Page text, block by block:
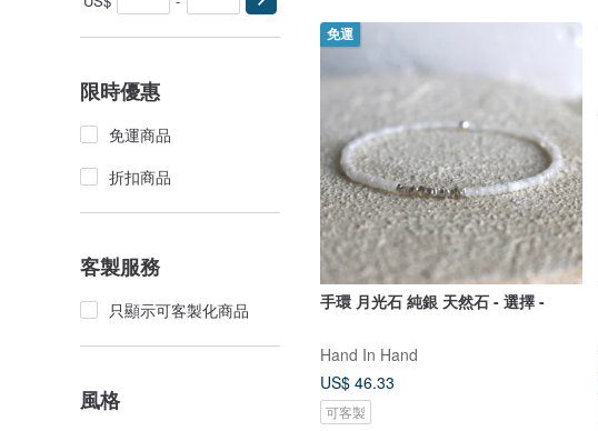
限時優惠
免運商品
折扣商品
客製服務
只顯示可客製化商品
風格
免運
手環 月光石 純銀 天然石 - 選擇 -
Hand In Hand
US$ 46.33
可客製